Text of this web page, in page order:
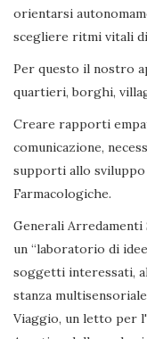
orientarsi
scegliere ritmi vitali
Per questo il nostro
quartieri, borghi,
Creare rapporti
comunicazione,
supporti allo
Farmacologiche.
Generali
un “laboratorio di
soggetti interessati,
stanza
Viaggio, un letto per